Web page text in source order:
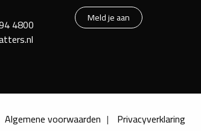
4800
Meld je aan
Algemene voorwaarden Privacyverklaring